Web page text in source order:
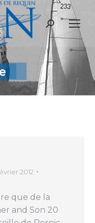
Recherche
2012
que de la
and Son 20